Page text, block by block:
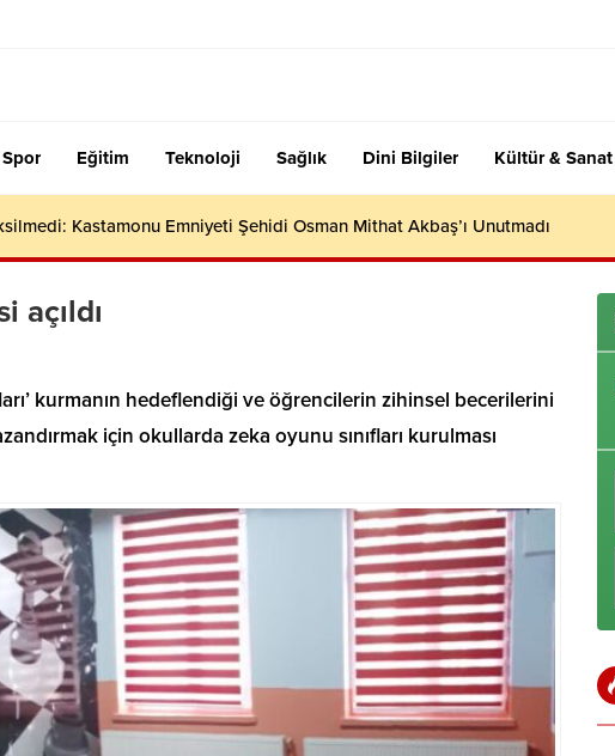
Spor Eğitim Teknoloji Sağlık Dini Bilgiler Kültür & Sanat
Kastamonu Emniyeti Şehidi Osman Mithat Akbaş’ı Unutmadı
açıldı
kurmanın hedeflendiği ve öğrencilerin zihinsel becerilerini
için okullarda zeka oyunu sınıfları kurulması